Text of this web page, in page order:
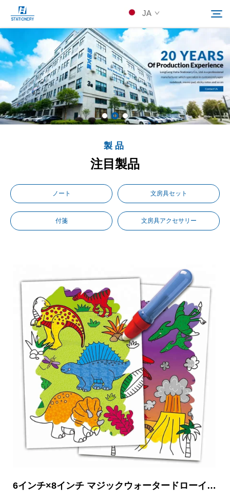
JA
製品
当社について
カスタムソリューション
Kontakuto Us
検索
製品
注目製品
ノート 文房具セット
付箋 文房具アクセサリー
6インチ×8インチ マジックウォータードローイングブック（水で描く絵本）／スクラッチブック（引っかいて絵を浮かび上がらせる絵本）付き水ペン キッズ向け学校文房具セット